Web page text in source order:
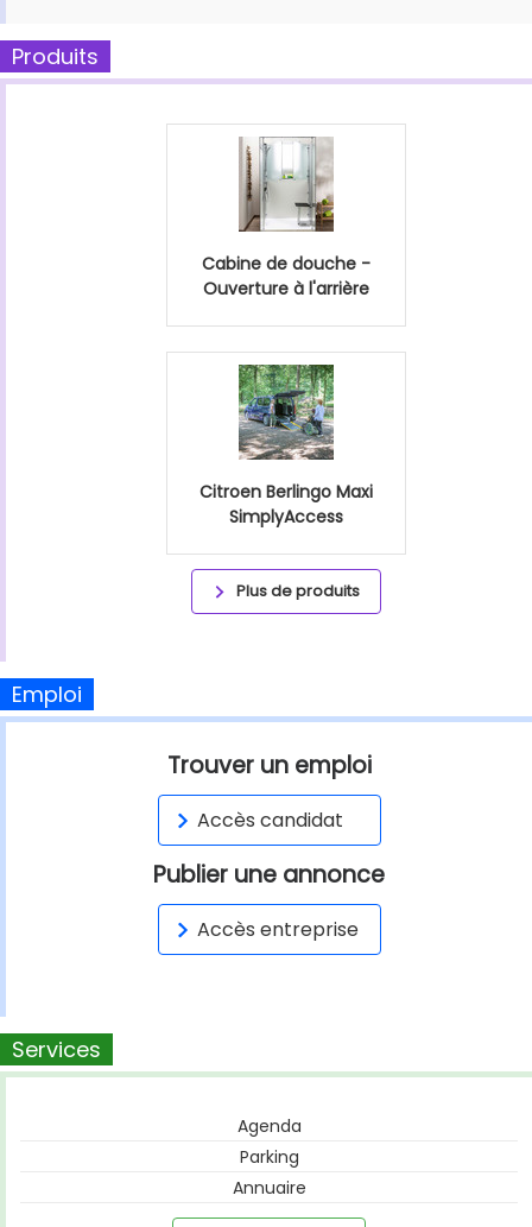
Produits
Cabine de douche -
Ouverture à l'arrière
Citroen Berlingo Maxi
SimplyAccess
Plus de produits
Emploi
Trouver un emploi
Accès candidat
Publier une annonce
Accès entreprise
Services
Agenda
Parking
Annuaire